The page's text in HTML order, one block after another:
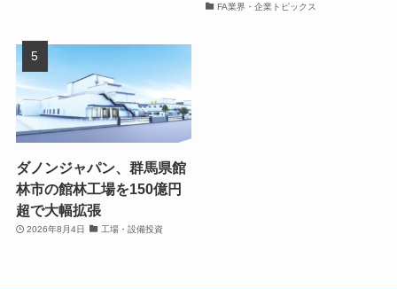
FA業界・企業トピックス
ダノンジャパン、群馬県館
林市の館林工場を150億円
超で大幅拡張
2026年8月4日 工場・設備投資